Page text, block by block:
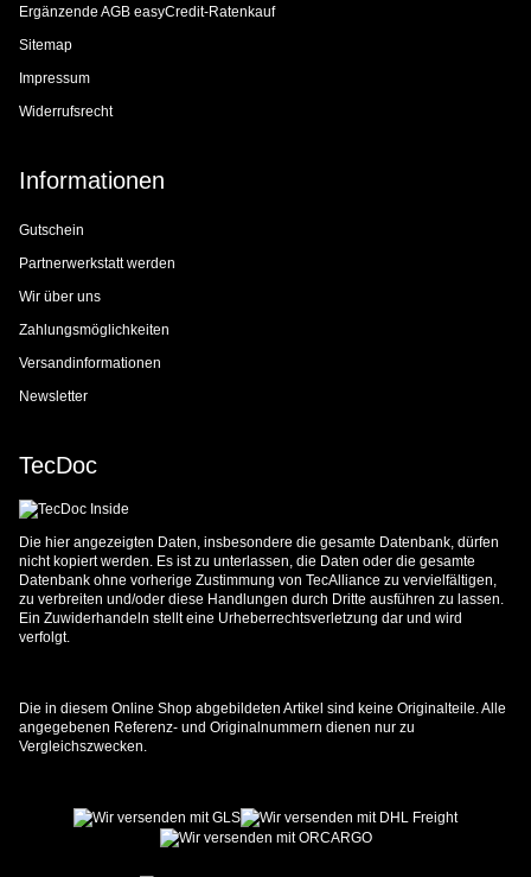
Ergänzende AGB easyCredit-Ratenkauf
Sitemap
Impressum
Widerrufsrecht
Informationen
Gutschein
Partnerwerkstatt werden
Wir über uns
Zahlungsmöglichkeiten
Versandinformationen
Newsletter
TecDoc
Die hier angezeigten Daten, insbesondere die gesamte Datenbank, dürfen
nicht kopiert werden. Es ist zu unterlassen, die Daten oder die gesamte
Datenbank ohne vorherige Zustimmung von TecAlliance zu vervielfältigen,
zu verbreiten und/oder diese Handlungen durch Dritte ausführen zu lassen.
Ein Zuwiderhandeln stellt eine Urheberrechtsverletzung dar und wird
verfolgt.
Die in diesem Online Shop abgebildeten Artikel sind keine Originalteile. Alle
angegebenen Referenz- und Originalnummern dienen nur zu
Vergleichszwecken.